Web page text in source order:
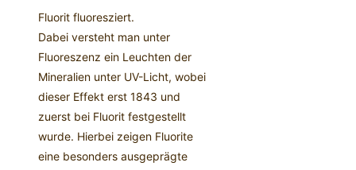
Fluorit fluoresziert.
Dabei versteht man unter
Fluoreszenz ein Leuchten der
Mineralien unter UV-Licht, wobei
dieser Effekt erst 1843 und
zuerst bei Fluorit festgestellt
wurde. Hierbei zeigen Fluorite
eine besonders ausgeprägte